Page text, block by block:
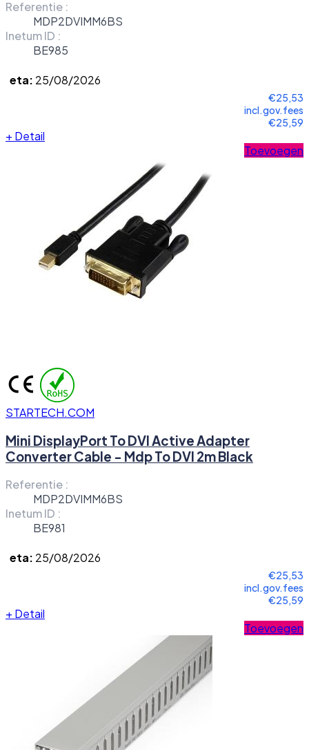
Referentie :
MDP2DVIMM6BS
Inetum ID :
BE985
eta: 25/08/2026
€25,53
incl.gov.fees
€25,59
+ Detail
Toevoegen
STARTECH.COM
Mini DisplayPort To DVI Active Adapter
Converter Cable - Mdp To DVI 2m Black
Referentie :
MDP2DVIMM6BS
Inetum ID :
BE981
eta: 25/08/2026
€25,53
incl.gov.fees
€25,59
+ Detail
Toevoegen